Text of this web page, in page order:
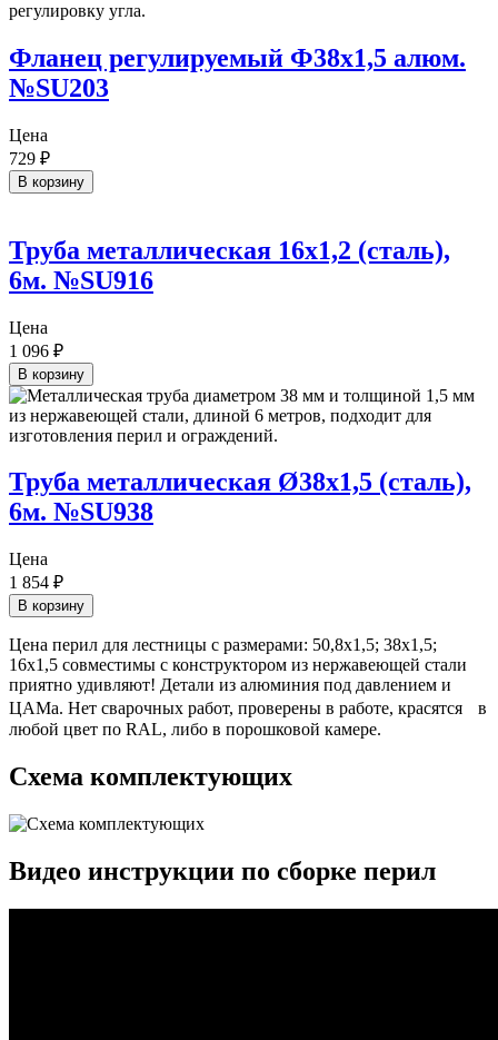
Фланец регулируемый Ф38х1,5 алюм.
№SU203
Цена
729 ₽
В корзину
Труба металлическая 16х1,2 (сталь),
6м. №SU916
Цена
1 096 ₽
В корзину
Труба металлическая Ø38х1,5 (сталь),
6м. №SU938
Цена
1 854 ₽
В корзину
Цена перил для лестницы с размерами: 50,8х1,5; 38х1,5;
16х1,5 совместимы с конструктором из нержавеющей стали
приятно удивляют! Детали из алюминия под давлением и
ЦАМа. Нет сварочных работ, проверены в работе, красятся в
любой цвет по RAL, либо в порошковой камере.
Схема комплектующих
Видео инструкции по сборке перил